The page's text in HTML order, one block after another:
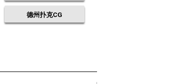
德州扑克CG